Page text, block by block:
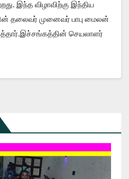
இந்த விழாவிற்கு இந்திய
தலைவர் முனைவர் பாபு மைலன்
செயலாளர்